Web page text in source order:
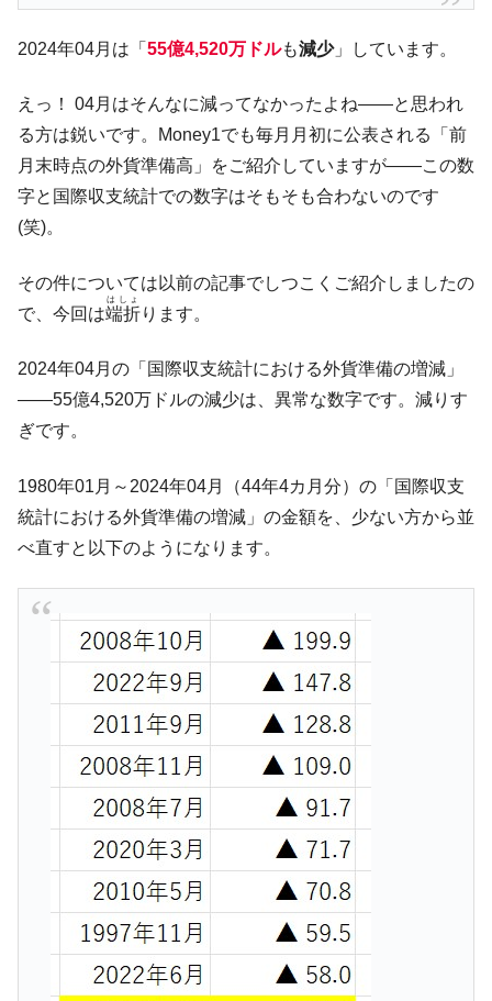
ン』1人当たり賠償10万ウォンを認定 ⇒ 総額3兆7,000億
『Money1』
韓国型イージス搭載の次世代駆逐艦
「KDDX」1番艦、2032年竣工と公示
『Money1』
【対日本円】ウォン安が急進！ 日米の協調
に韓国がいっちょがみしたのでは。
『Money1』
1.9倍！
『Money1』
在韓米国大使スティールが着韓！⇒ さっそ
ドを掲げる「在韓反米勢力」
『Money1』
韓国政府「2035年までに18.4GW規模のAIデ
ータセンター整備」⇒ だから無理だってば。
ほぼ終わった」
『Money1』
韓国『国民年金公団』株価暴落で200兆蒸
発。
『Money1』
韓国政府「ニセＫ-ブランドを通報しようキ
ャンペーン」⇒ あの名物教授も登場！
『Money1』
韓国「橋が落ちました」⇒ 耐久性「なさす
ぎ」では。
『Money1』
韓国鉄鋼最大手『POSCO』ズブズブ沈む。
営業利益80.2％も減少
日本の誇る海洋資源調査船『白嶺』は先進技術の
塊！
Fact1
夏の甲子園、優勝校を最も多く輩出している都道
府県とは？
今話題の「楽天ライオンズ」とは？
奇跡の毛色「白毛馬」とは？
全て勝つといくら？ 競馬GI競走で勝利騎手がもら
える賞金とは？
2024年04月は「 55億4,520万ドルも減少」しています。
えっ！ 04月はそんなに減ってなかったよね――と思われ
る方は鋭いです。Money1でも毎月月初に公表される「前
月末時点の外貨準備高」をご紹介していますが――この数
字と国際収支統計での数字はそもそも合わないのです
(笑)。
その件については以前の記事でしつこくご紹介しましたの
で、今回は端折
はしょ
ります。
2024年04月の「国際収支統計における外貨準備の増減」
――55億4,520万ドルの減少は、異常な数字です。減りす
ぎです。
1980年01月～2024年04月（44年4カ月分）の「国際収支
統計における外貨準備の増減」の金額を、少ない方から並
べ直すと以下のようになります。